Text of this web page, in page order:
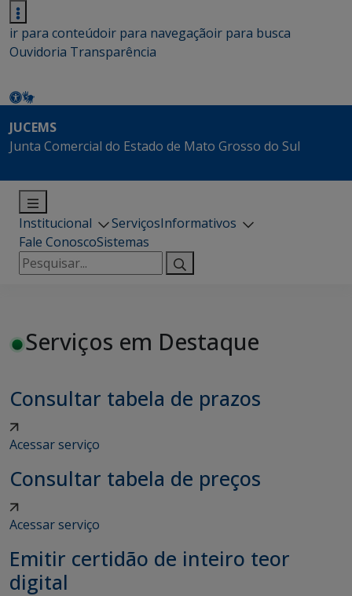
ir para conteúdoir para navegaçãoir para busca
Ouvidoria Transparência
JUCEMS
Junta Comercial do Estado de Mato Grosso do Sul
Institucional ServiçosInformativos
Fale ConoscoSistemas
Pesquisar
por:
Serviços em Destaque
Consultar tabela de prazos
Acessar serviço
Consultar tabela de preços
Acessar serviço
Emitir certidão de inteiro teor
digital